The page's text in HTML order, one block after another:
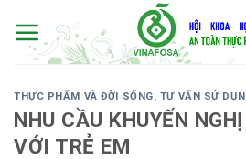
content
THỰC PHẨM VÀ ĐỜI SỐNG, TƯ VẤN SỬ
NHU CẦU KHUYẾN
VỚI TRẺ EM